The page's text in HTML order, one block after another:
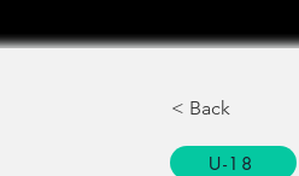
< Back
U-18